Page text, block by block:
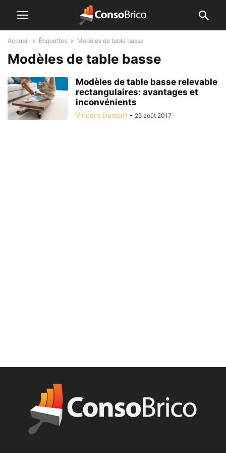
Accueil Étiquettes Modèles de table basse
Modèles de table basse
Modèles de table basse relevable
rectangulaires: avantages et
inconvénients
Vincent Dussart - 25 août 2017